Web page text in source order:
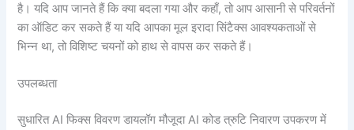
है। यदि आप जानते हैं कि क्या बदला गया और कहाँ, तो आप आसानी से परिवर्तनों
का ऑडिट कर सकते हैं या यदि आपका मूल इरादा सिंटैक्स आवश्यकताओं से
भिन्न था, तो विशिष्ट चयनों को हाथ से वापस कर सकते हैं।
उपलब्धता
सुधारित AI फिक्स विवरण डायलॉग मौजूदा AI कोड त्रुटि निवारण उपकरण में